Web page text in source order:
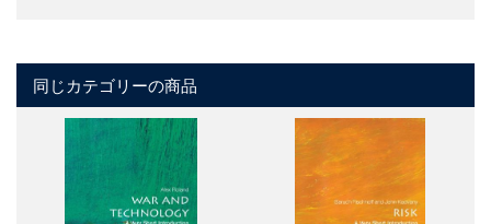
同じカテゴリーの商品